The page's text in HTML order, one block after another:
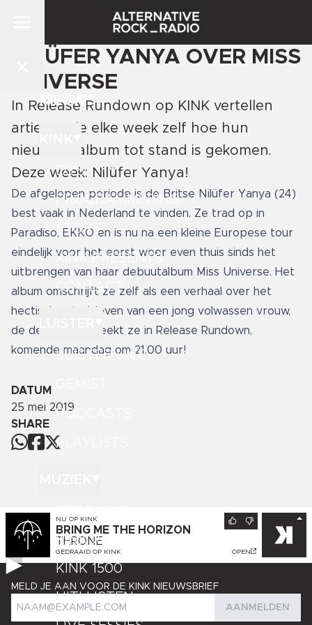
NIEUWS
DJ'S
PROGRAMMERING
STORE
KINK PRESENTS
CONTACT
LUISTER LIVE
PODCASTS
PLAYLISTS
KINK XL
KINK 1500
HITLIJSTEN
NILÜFER YANYA OVER MISS
UNIVERSE
In Release Rundown op KINK vertellen
artiesten je elke week zelf hoe hun
nieuwste album tot stand is gekomen.
Deze week: Nilüfer Yanya!
De afgelopen periode is de Britse Nilüfer Yanya (24)
best vaak in Nederland te vinden. Ze trad op in
Paradiso, EKKO en is nu na een kleine Europese tour
eindelijk voor het eerst weer even thuis sinds het
uitbrengen van haar debuutalbum Miss Universe. Het
album omschrijft ze zelf als een verhaal over het
hectische stadsleven van een jong volwassen vrouw,
de details bespreekt ze in Release Rundown,
komende maandag om 21.00 uur!
DATUM
25 mei 2019
SHARE
NU OP KINK
BRING ME THE HORIZON
THRONE
GEDRAAID OP KINK OPEN
MELD JE AAN VOOR DE KINK NIEUWSBRIEF
AANMELDEN